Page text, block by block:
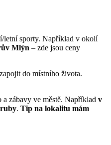
sporty. Například v okolí
Mlýn – zde jsou ceny
do místního života.
zábavy ve městě. Například v
. Tip na lokalitu mám